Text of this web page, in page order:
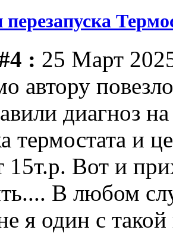
: 25 Март
автору
диагноз
термостата и
15т.р. Вот и
В любом
я один с